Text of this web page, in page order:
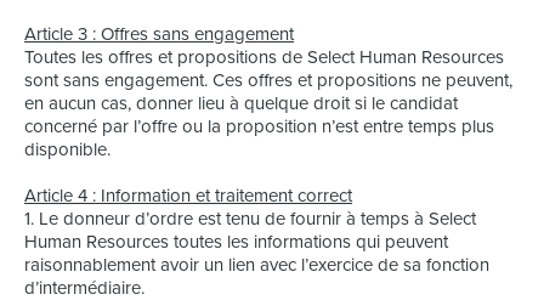
Article 3 : Offres sans engagement
Toutes les offres et propositions de Select Human Resources
sont sans engagement. Ces offres et propositions ne peuvent,
en aucun cas, donner lieu à quelque droit si le candidat
concerné par l’offre ou la proposition n’est entre temps plus
disponible.
Article 4 : Information et traitement correct
1. Le donneur d’ordre est tenu de fournir à temps à Select
Human Resources toutes les informations qui peuvent
raisonnablement avoir un lien avec l’exercice de sa fonction
d’intermédiaire.